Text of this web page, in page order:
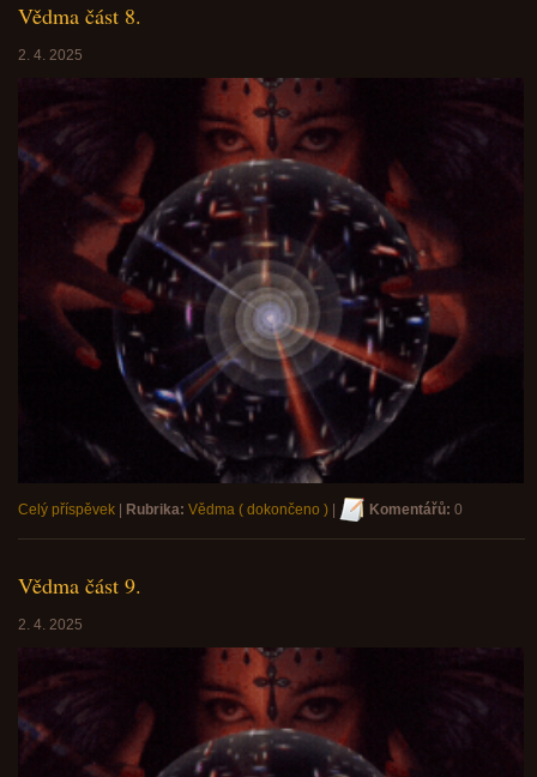
Vědma část 8.
2. 4. 2025
Celý příspěvek Rubrika: Vědma ( dokončeno ) Komentářů: 0
Vědma část 9.
2. 4. 2025